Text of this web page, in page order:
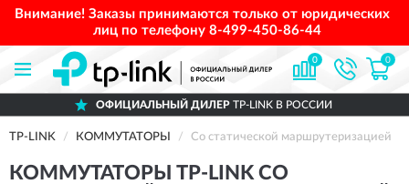
Внимание! Заказы принимаются только от юридических
лиц по телефону 8-499-450-86-44
0 0
ОФИЦИАЛЬНЫЙ ДИЛЕР TP-LINK В РОССИИ
TP-LINK КОММУТАТОРЫ Со статической маршрутеризацией
КОММУТАТОРЫ TP-LINK СО